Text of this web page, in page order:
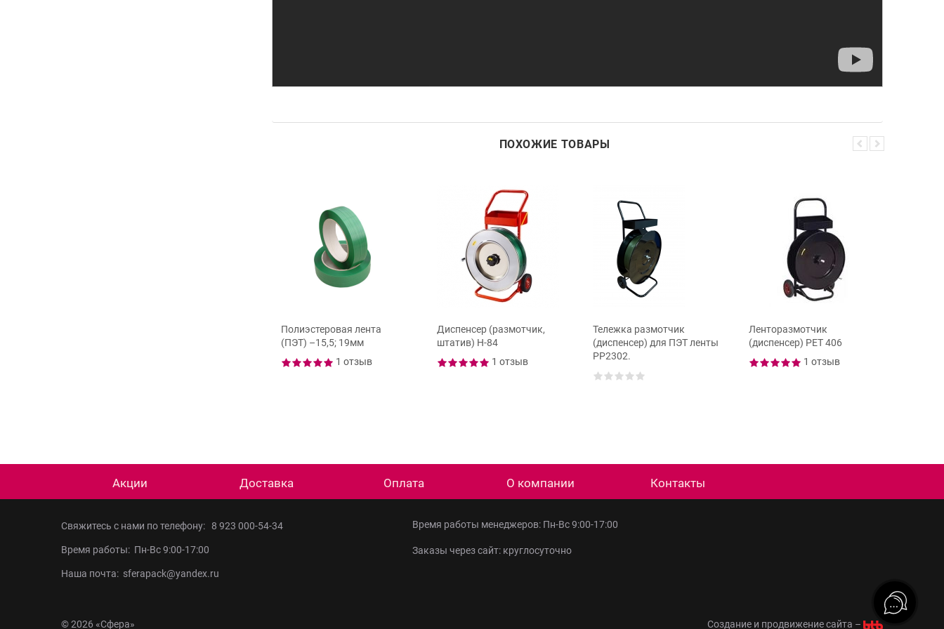
ПОХОЖИЕ ТОВАРЫ
Полиэстеровая лента
(ПЭТ) –15,5; 19мм
1 отзыв
Диспенсер (размотчик,
штатив) Н-84
1 отзыв
Тележка размотчик
(диспенсер) для ПЭТ ленты
PP2302.
Ленторазмотчик
(диспенсер) PET 406
1 отзыв
Акции Доставка Оплата О компании Контакты
Свяжитесь с нами по телефону: 8 923 000-54-34
Время работы: Пн-Вс 9:00-17:00
Наша почта: sferapack@yandex.ru
Время работы менеджеров: Пн-Вс 9:00-17:00
Заказы через сайт: круглосуточно
© 2026 «Сфера» Создание и продвижение сайта –